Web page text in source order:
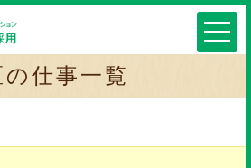
仕事一覧